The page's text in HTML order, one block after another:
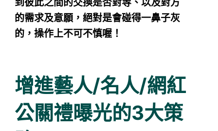
的需求及意願，絕對是會碰得一鼻子灰
的，操作上不可不慎喔！
增進藝人/名人/網紅
公關禮曝光的3大策